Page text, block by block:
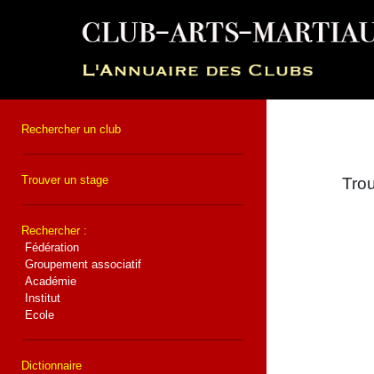
Rechercher un club
Trouver un stage
Rechercher :
Fédération
Groupement associatif
Académie
Institut
Ecole
Dictionnaire